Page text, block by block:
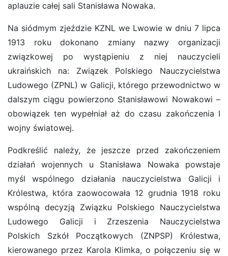
aplauzie całej sali Stanisława Nowaka.
Na siódmym zjeździe KZNL we Lwowie w dniu 7 lipca
1913 roku dokonano zmiany nazwy organizacji
związkowej po wystąpieniu z niej nauczycieli
ukraińskich na: Związek Polskiego Nauczycielstwa
Ludowego (ZPNL) w Galicji, którego przewodnictwo w
dalszym ciągu powierzono Stanisławowi Nowakowi –
obowiązek ten wypełniał aż do czasu zakończenia I
wojny światowej.
Podkreślić należy, że jeszcze przed zakończeniem
działań wojennych u Stanisława Nowaka powstaje
myśl wspólnego działania nauczycielstwa Galicji i
Królestwa, która zaowocowała 12 grudnia 1918 roku
wspólną decyzją Związku Polskiego Nauczycielstwa
Ludowego Galicji i Zrzeszenia Nauczycielstwa
Polskich Szkół Początkowych (ZNPSP) Królestwa,
kierowanego przez Karola Klimka, o połączeniu się w